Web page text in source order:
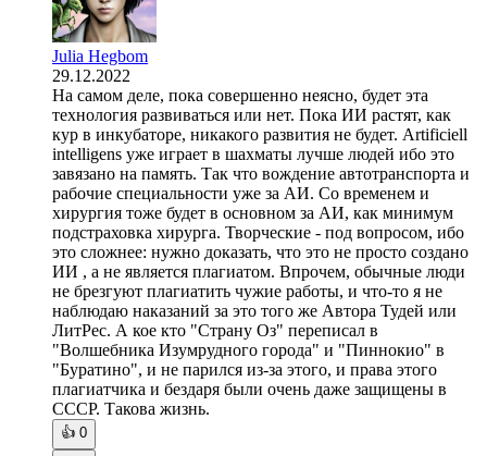
Julia Hegbom
29.12.2022
На самом деле, пока совершенно неясно, будет эта
технология развиваться или нет. Пока ИИ растят, как
кур в инкубаторе, никакого развития не будет. Artificiell
intelligens уже играет в шахматы лучше людей ибо это
завязано на память. Так что вождение автотранспорта и
рабочие специальности уже за АИ. Со временем и
хирургия тоже будет в основном за АИ, как минимум
подстраховка хирурга. Творческие - под вопросом, ибо
это сложнее: нужно доказать, что это не просто создано
ИИ , а не является плагиатом. Впрочем, обычные люди
не брезгуют плагиатить чужие работы, и что-то я не
наблюдаю наказаний за это того же Автора Тудей или
ЛитРес. А кое кто "Страну Оз" переписал в
"Волшебника Изумрудного города" и "Пиннокио" в
"Буратино", и не парился из-за этого, и права этого
плагиатчика и бездаря были очень даже защищены в
СССР. Такова жизнь.
👍 0